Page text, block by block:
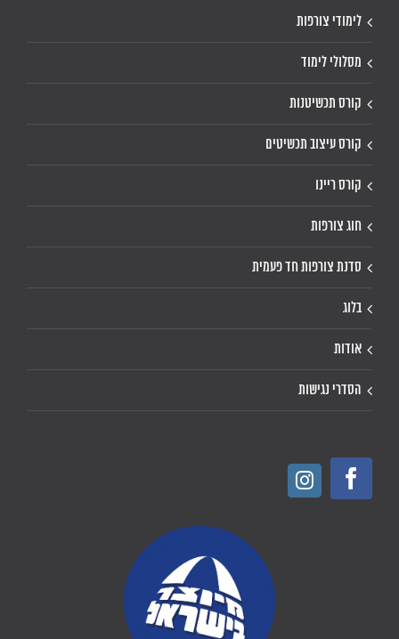
לימודי צורפות
מסלולי לימוד
קורס תכשיטנות
קורס עיצוב תכשיטים
קורס ריינו
חוג צורפות
סדנת צורפות חד פעמית
בלוג
אודות
הסדרי נגישות